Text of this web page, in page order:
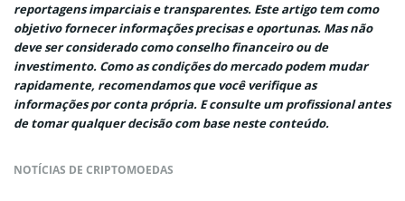
reportagens imparciais e transparentes. Este artigo tem como
objetivo fornecer informações precisas e oportunas. Mas não
deve ser considerado como conselho financeiro ou de
investimento. Como as condições do mercado podem mudar
rapidamente, recomendamos que você verifique as
informações por conta própria. E consulte um profissional antes
de tomar qualquer decisão com base neste conteúdo.
NOTÍCIAS DE CRIPTOMOEDAS